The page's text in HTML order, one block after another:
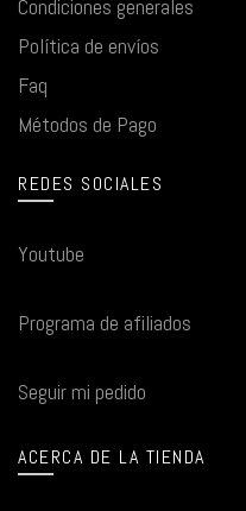
Condiciones generales
Política de envíos
Faq
Métodos de Pago
REDES SOCIALES
Youtube
Programa de afiliados
Seguir mi pedido
ACERCA DE LA TIENDA